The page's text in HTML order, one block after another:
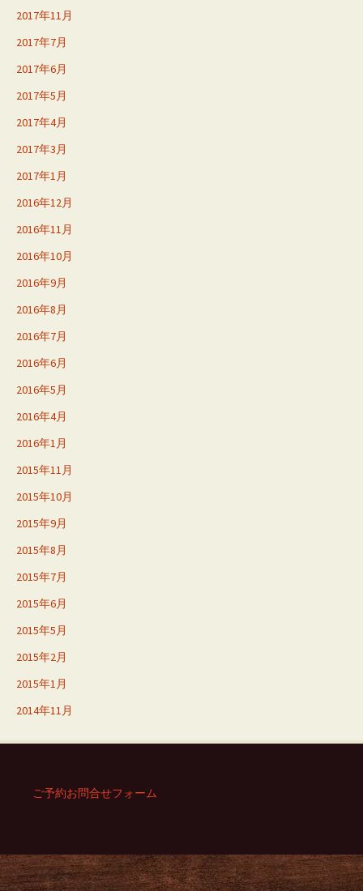
2017年11月
2017年7月
2017年6月
2017年5月
2017年4月
2017年3月
2017年1月
2016年12月
2016年11月
2016年10月
2016年9月
2016年8月
2016年7月
2016年6月
2016年5月
2016年4月
2016年1月
2015年11月
2015年10月
2015年9月
2015年8月
2015年7月
2015年6月
2015年5月
2015年2月
2015年1月
2014年11月
ご予約お問合せフォーム